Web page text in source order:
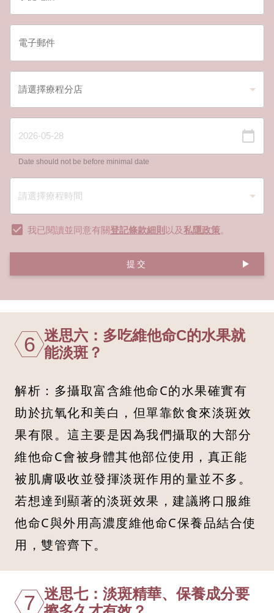
Date should not be before minimal date
我已閱讀並同意有關登記條款細則 以及私隱政策。
提交
6 迷思六：多吃維他命C的水果就
能淡斑？
解析：多攝取富含維他命C的水果確實有
助於抗氧化和美白，但單靠飲食來淡斑效
果有限。這主要是因為我們攝取的大部分
維他命C會被身體其他部位使用，真正能
被肌膚吸收並發揮淡斑作用的量並不多。
若想達到顯著的淡斑效果，建議將口服維
他命C與外用高濃度維他命C保養品結合使
用，雙管齊下。
7 迷思七：淡斑精華、保養成分要